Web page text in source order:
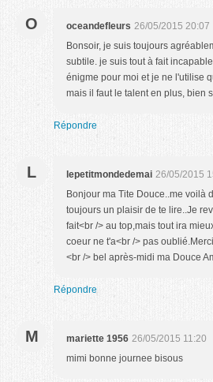
O oceandefleurs 26/05/2015 20:07
Bonsoir, je suis toujours
subtile. je suis tout à fait
énigme pour moi et je ne l'utilise
mais il faut le talent en plus, bien
Répondre
L lepetitmondedemai 26/05/2015
Bonjour ma Tite Douce..me voilà
toujours un plaisir de te lire..Je
fait<br /> au top,mais tout ira
coeur ne t'a<br /> pas
<br /> bel après-midi ma Douce
Répondre
M mariette 1956 26/05/2015 11:20
mimi bonne journee bisous